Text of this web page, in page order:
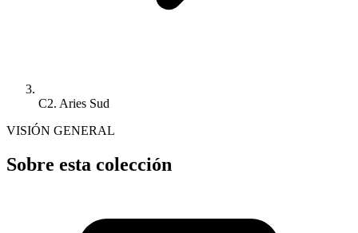
C2. Aries Sud
VISIÓN GENERAL
Sobre esta colección